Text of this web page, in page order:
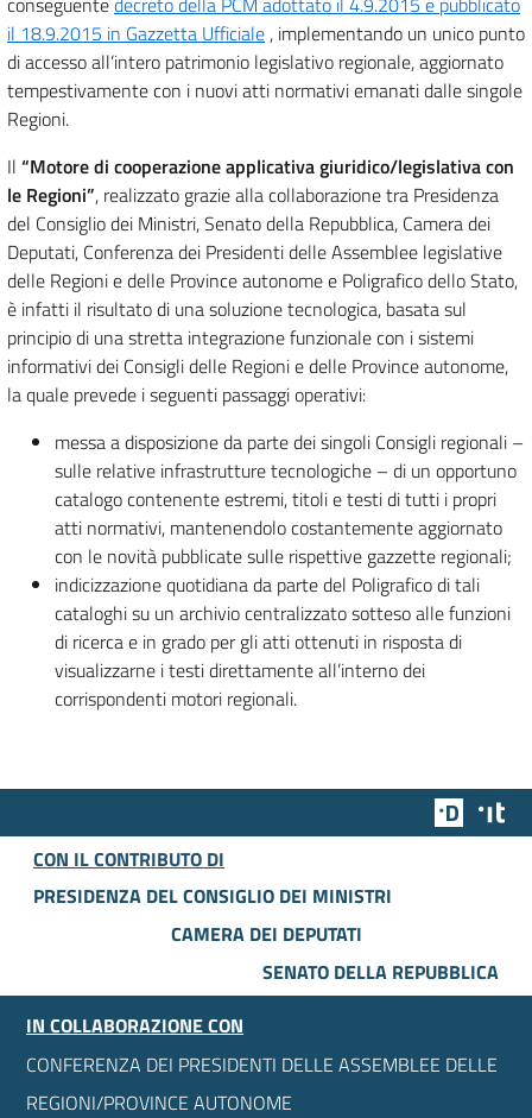
il 18.9.2015 in Gazzetta Ufficiale , implementando un unico punto
di accesso all’intero patrimonio legislativo regionale, aggiornato
tempestivamente con i nuovi atti normativi emanati dalle singole
Regioni.
Il “Motore di cooperazione applicativa giuridico/legislativa con
le Regioni”, realizzato grazie alla collaborazione tra Presidenza
del Consiglio dei Ministri, Senato della Repubblica, Camera dei
Deputati, Conferenza dei Presidenti delle Assemblee legislative
delle Regioni e delle Province autonome e Poligrafico dello Stato,
è infatti il risultato di una soluzione tecnologica, basata sul
principio di una stretta integrazione funzionale con i sistemi
informativi dei Consigli delle Regioni e delle Province autonome,
la quale prevede i seguenti passaggi operativi:
messa a disposizione da parte dei singoli Consigli regionali –
sulle relative infrastrutture tecnologiche – di un opportuno
catalogo contenente estremi, titoli e testi di tutti i propri
atti normativi, mantenendolo costantemente aggiornato
con le novità pubblicate sulle rispettive gazzette regionali;
indicizzazione quotidiana da parte del Poligrafico di tali
cataloghi su un archivio centralizzato sotteso alle funzioni
di ricerca e in grado per gli atti ottenuti in risposta di
visualizzarne i testi direttamente all’interno dei
corrispondenti motori regionali.
Team
CON IL CONTRIBUTO DI
PRESIDENZA DEL CONSIGLIO DEI MINISTRI
CAMERA DEI DEPUTATI
SENATO DELLA REPUBBLICA
IN COLLABORAZIONE CON
CONFERENZA DEI PRESIDENTI DELLE ASSEMBLEE DELLE
REGIONI/PROVINCE AUTONOME